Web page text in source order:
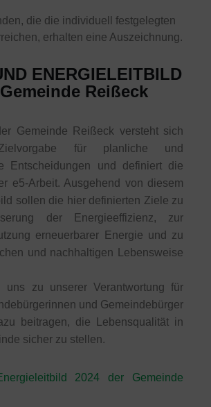
die die individuell festgelegten
erhalten eine Auszeichnung.
ENERGIELEITBILD
Reißeck
Gemeinde Reißeck versteht sich
für planliche und
Entscheidungen und definiert die
e5-Arbeit. Ausgehend von diesem
sollen die hier definierten Ziele zu
der Energieeffizienz, zur
erneuerbarer Energie und zu
und nachhaltigen Lebensweise
uns zu unserer Verantwortung für
und Gemeindebürger
beitragen, die Lebensqualität in
sicher zu stellen.
2024 der Gemeinde